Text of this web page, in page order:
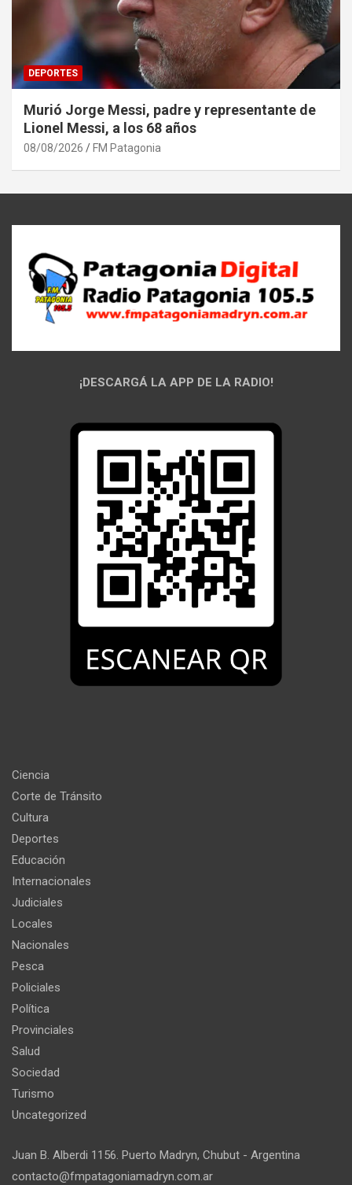
DEPORTES
Murió Jorge Messi, padre y representante de
Lionel Messi, a los 68 años
08/08/2026 FM Patagonia
¡DESCARGÁ LA APP DE LA RADIO!
Ciencia
Corte de Tránsito
Cultura
Deportes
Educación
Internacionales
Judiciales
Locales
Nacionales
Pesca
Policiales
Política
Provinciales
Salud
Sociedad
Turismo
Uncategorized
Juan B. Alberdi 1156. Puerto Madryn, Chubut - Argentina
contacto@fmpatagoniamadryn.com.ar